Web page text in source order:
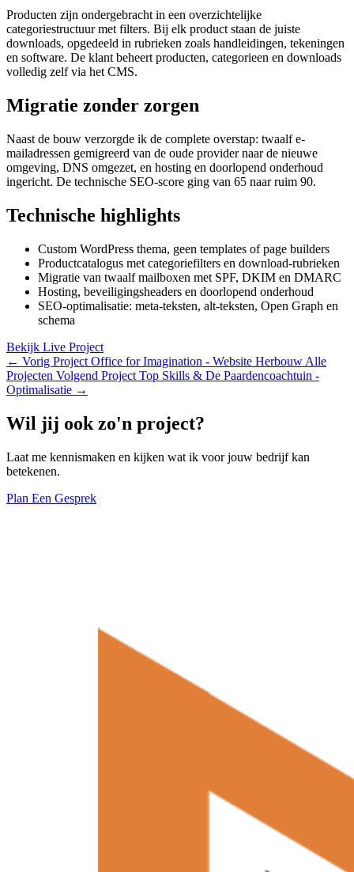
Producten zijn ondergebracht in een overzichtelijke
categoriestructuur met filters. Bij elk product staan de juiste
downloads, opgedeeld in rubrieken zoals handleidingen, tekeningen
en software. De klant beheert producten, categorieen en downloads
volledig zelf via het CMS.
Migratie zonder zorgen
Naast de bouw verzorgde ik de complete overstap: twaalf e-
mailadressen gemigreerd van de oude provider naar de nieuwe
omgeving, DNS omgezet, en hosting en doorlopend onderhoud
ingericht. De technische SEO-score ging van 65 naar ruim 90.
Technische highlights
Custom WordPress thema, geen templates of page builders
Productcatalogus met categoriefilters en download-rubrieken
Migratie van twaalf mailboxen met SPF, DKIM en DMARC
Hosting, beveiligingsheaders en doorlopend onderhoud
SEO-optimalisatie: meta-teksten, alt-teksten, Open Graph en
schema
Bekijk Live Project
← Vorig Project Office for Imagination - Website Herbouw Alle
Projecten Volgend Project Top Skills & De Paardencoachtuin -
Optimalisatie →
Wil jij ook zo'n project?
Laat me kennismaken en kijken wat ik voor jouw bedrijf kan
betekenen.
Plan Een Gesprek